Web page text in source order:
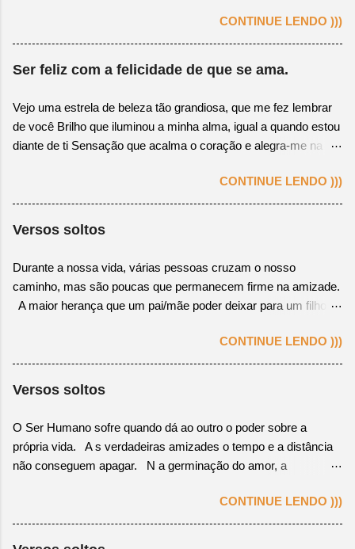
pular, criar, gritar e viver apaixonadamente Perceber na alma
gêmea a felicidade apaixonante Manter o coração encaminhado
na verdade. Ter conhecimento que leve ao mar da sabedoria
Possuir atitude que se revele na verdadeira essência Respeitar
como fonte e fortaleza de gesto de alegria.
CONTINUE LENDO )))
Ser feliz com a felicidade de que se ama.
Vejo uma estrela de beleza tão grandiosa, que me fez lembrar
de você Brilho que iluminou a minha alma, igual a quando estou
diante de ti Sensação que acalma o coração e alegra-me na
começo a te sentir. Acordo feliz! Percebo o tempo passar com
a calma do amor Logo, anoitece em minha esperança a certeza
de te ver Olha para o céu, lembro de você, pois já me
esplendor Na impossibilidade de ti ter, consolo-me em ver-te
feliz Ah! Como sou feliz com tua felicidade e teu amor Que seja
feliz, mesmo que não seja da forma que eu sempre quis.
CONTINUE LENDO )))
Versos soltos
Durante a nossa vida, várias pessoas cruzam o nosso
caminho, mas são poucas que permanecem firme na amizade.
A maior herança que um pai/mãe poder deixar para um filho, é
Divinos. Não existe amar a pessoa errada, mas, sim, amar no
momento errado! O amor é um sentimento único, porém pode
ser usado, aos interesses de quem ama, como uma falsa
CONTINUE LENDO )))
Versos soltos
O Ser Humano sofre quando dá ao outro o poder sobre a
própria vida. A s verdadeiras amizades o tempo e a distância
não conseguem apagar. N a germinação do amor, a
CONTINUE LENDO )))